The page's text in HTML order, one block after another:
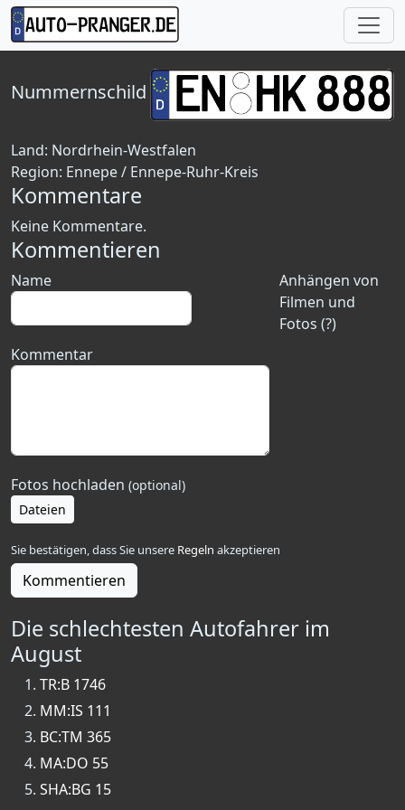
Nummernschild
Land: Nordrhein-Westfalen
Region: Ennepe / Ennepe-Ruhr-Kreis
Kommentare
Keine Kommentare.
Kommentieren
Anhängen von
Filmen und
Fotos (?)
Name
Kommentar
Fotos hochladen (optional)
Dateien
Sie bestätigen, dass Sie unsere Regeln akzeptieren
Kommentieren
Die schlechtesten Autofahrer im
August
TR:B 1746
MM:IS 111
BC:TM 365
MA:DO 55
SHA:BG 15